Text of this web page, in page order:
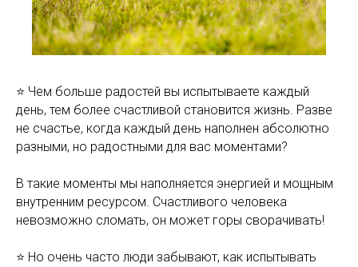
⭐️ Чем больше радостей вы испытываете каждый
день, тем более счастливой становится жизнь. Разве
не счастье, когда каждый день наполнен абсолютно
разными, но радостными для вас моментами?
В такие моменты мы наполняется энергией и мощным
внутренним ресурсом. Счастливого человека
невозможно сломать, он может горы сворачивать!
⭐️ Но очень часто люди забывают, как испытывать